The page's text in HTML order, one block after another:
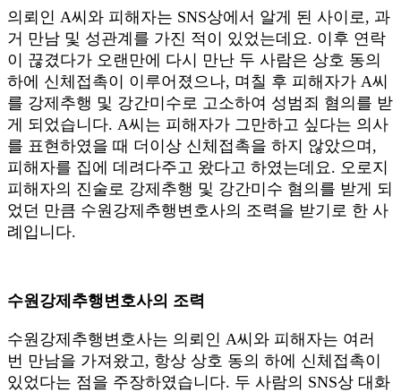
의뢰인 A씨와 피해자는 SNS상에서 알게 된 사이로, 과
거 만남 및 성관계를 가진 적이 있었는데요. 이후 연락
이 끊겼다가 오랜만에 다시 만난 두 사람은 상호 동의
하에 신체접촉이 이루어졌으나, 며칠 후 피해자가 A씨
를 강제추행 및 강간미수로 고소하여 성범죄 혐의를 받
게 되었습니다. A씨는 피해자가 그만하고 싶다는 의사
를 표현하였을 때 더이상 신체접촉을 하지 않았으며,
피해자를 집에 데려다주고 왔다고 하였는데요. 오로지
피해자의 진술로 강제추행 및 강간미수 혐의를 받게 되
었던 만큼 수원강제추행변호사의 조력을 받기로 한 사
례입니다.
수원강제추행변호사의 조력
수원강제추행변호사는 의뢰인 A씨와 피해자는 여러
번 만남을 가져왔고, 항상 상호 동의 하에 신체접촉이
있었다는 점을 주장하였습니다. 두 사람의 SNS상 대화